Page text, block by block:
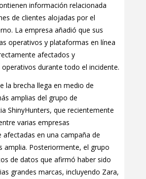
información relacionada
de clientes alojadas por el
La empresa añadió que sus
operativos y plataformas en línea
afectados y
durante todo el incidente.
la brecha llega en medio de
amplias del grupo de
ShinyHunters, que recientemente
varias empresas
afectadas en una campaña de
amplia. Posteriormente, el grupo
de datos que afirmó haber sido
grandes marcas, incluyendo Zara,